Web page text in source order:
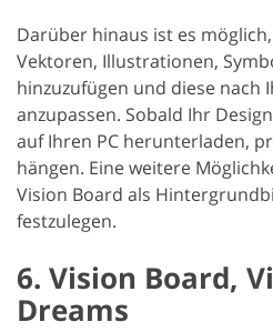
Darüber hinaus ist es
Vektoren, Illustrationen,
hinzuzufügen und diese nach
anzupassen. Sobald Ihr
auf Ihren PC herunterladen,
hängen. Eine weitere
Vision Board als
festzulegen.
6. Vision Board,
Dreams